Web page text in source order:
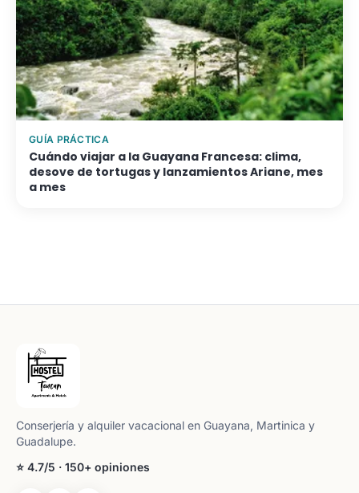
GUÍA PRÁCTICA
Cuándo viajar a la Guayana Francesa: clima,
desove de tortugas y lanzamientos Ariane, mes
a mes
Conserjería y alquiler vacacional en Guayana, Martinica y
Guadalupe.
⭐ 4.7/5 · 150+ opiniones